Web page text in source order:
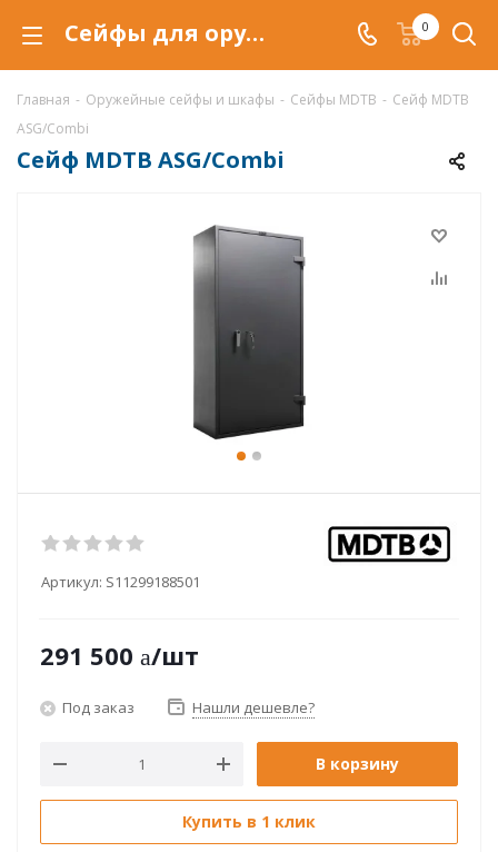
Сейфы для оружия MDTB ASG/Combi купить по низкой цене в Красноярске, продажа оружейных сейфов MDTB ASG/Combi 0
Главная - Оружейные сейфы и шкафы - Сейфы MDTB - Сейф MDTB
ASG/Combi
Сейф MDTB ASG/Combi
Артикул: S11299188501
291 500 /шт
Под заказ Нашли дешевле?
В корзину
Купить в 1 клик